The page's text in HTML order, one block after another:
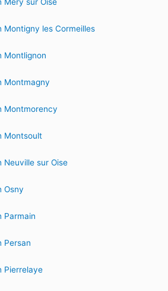
Mery sur Oise
Montigny les Cormeilles
Montlignon
Montmagny
Montmorency
Montsoult
Neuville sur Oise
Osny
Parmain
Persan
Pierrelaye